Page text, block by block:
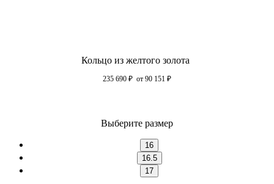
Кольцо из желтого золота
235 690 ₽ от 90 151 ₽
Выберите размер
16
16.5
17